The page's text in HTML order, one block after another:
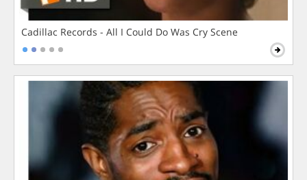
Cadillac Records - All I Could Do Was Cry Scene